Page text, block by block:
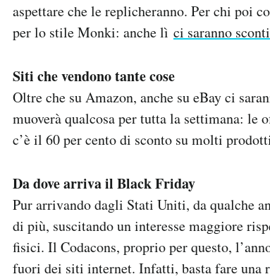
aspettare che le replicheranno. Per chi poi
per lo stile Monki: anche lì ci saranno sconti
Siti che vendono tante cose
Oltre che su Amazon, anche su eBay ci
muoverà qualcosa per tutta la settimana: le
c’è il 60 per cento di sconto su molti
Da dove arriva il Black Friday
Pur arrivando dagli Stati Uniti, da qualche
di più, suscitando un interesse maggiore
fisici. Il Codacons, proprio per questo,
fuori dei siti internet. Infatti, basta fare una